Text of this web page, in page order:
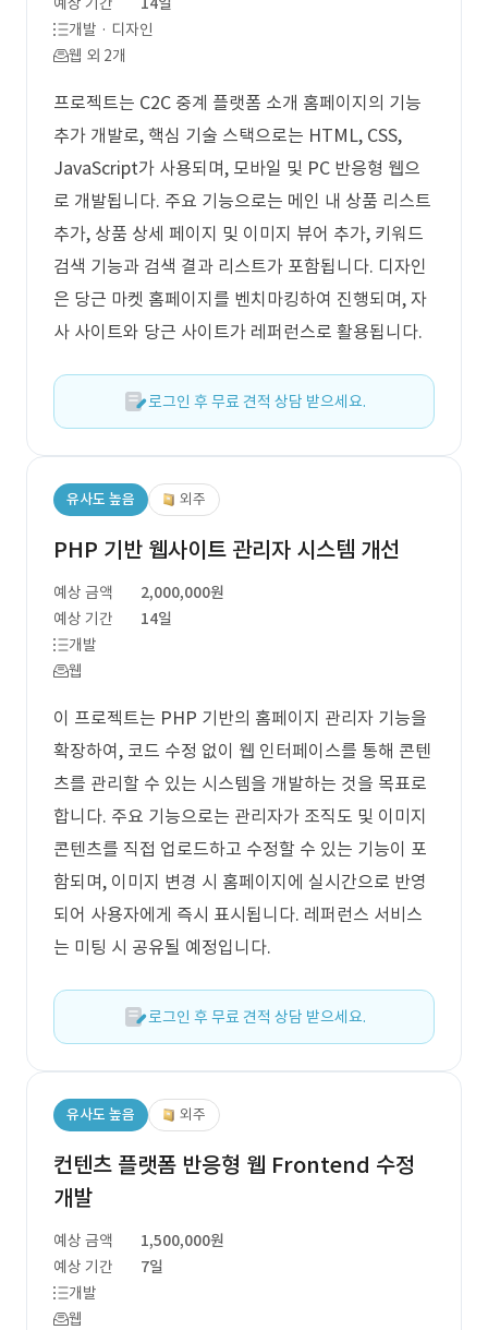
개발 · 디자인
웹 외 2개
프로젝트는 C2C 중계 플랫폼 소개 홈페이지의 기능
추가 개발로, 핵심 기술 스택으로는 HTML, CSS,
JavaScript가 사용되며, 모바일 및 PC 반응형 웹으
로 개발됩니다. 주요 기능으로는 메인 내 상품 리스트
추가, 상품 상세 페이지 및 이미지 뷰어 추가, 키워드
검색 기능과 검색 결과 리스트가 포함됩니다. 디자인
은 당근 마켓 홈페이지를 벤치마킹하여 진행되며, 자
사 사이트와 당근 사이트가 레퍼런스로 활용됩니다.
로그인 후 무료 견적 상담 받으세요.
유사도 높음 외주
PHP 기반 웹사이트 관리자 시스템 개선
예상 금액
2,000,000원
예상 기간
14일
개발
웹
이 프로젝트는 PHP 기반의 홈페이지 관리자 기능을
확장하여, 코드 수정 없이 웹 인터페이스를 통해 콘텐
츠를 관리할 수 있는 시스템을 개발하는 것을 목표로
합니다. 주요 기능으로는 관리자가 조직도 및 이미지
콘텐츠를 직접 업로드하고 수정할 수 있는 기능이 포
함되며, 이미지 변경 시 홈페이지에 실시간으로 반영
되어 사용자에게 즉시 표시됩니다. 레퍼런스 서비스
는 미팅 시 공유될 예정입니다.
로그인 후 무료 견적 상담 받으세요.
유사도 높음 외주
컨텐츠 플랫폼 반응형 웹 Frontend 수정
개발
예상 금액
1,500,000원
예상 기간
7일
개발
웹